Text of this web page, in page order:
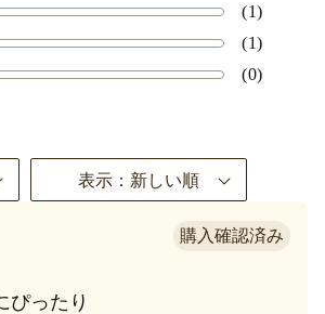
(1)
(1)
(0)
表示：新しい順
ぴったり